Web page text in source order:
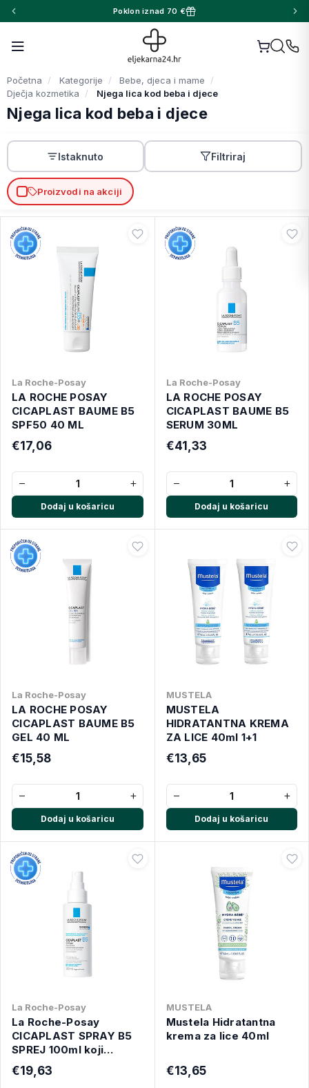
Poklon iznad 70 €
Početna Kategorije
Bebe, djeca i mame
Dječja kozmetika
Njega lica kod beba i djece
Njega lica kod beba i djece
Istaknuto Filtriraj
Proizvodi na akciji
La Roche-Posay
LA ROCHE POSAY
CICAPLAST BAUME B5
SPF50 40 ML
€17,06
− +
Dodaj u košaricu
La Roche-Posay
LA ROCHE POSAY
CICAPLAST BAUME B5
SERUM 30ML
€41,33
− +
Dodaj u košaricu
La Roche-Posay
LA ROCHE POSAY
CICAPLAST BAUME B5
GEL 40 ML
€15,58
− +
Dodaj u košaricu
MUSTELA
MUSTELA
HIDRATANTNA KREMA
ZA LICE 40ml 1+1
€13,65
− +
Dodaj u košaricu
La Roche-Posay
La Roche-Posay
CICAPLAST SPRAY B5
SPREJ 100ml koji
obnavlja nadraženu ili
oslabljenu kožu bez
€19,63
MUSTELA
Mustela Hidratantna
krema za lice 40ml
€13,65